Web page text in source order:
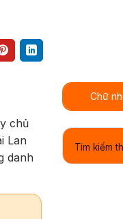
chủ
Lan
danh
Chữ